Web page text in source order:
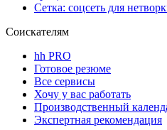
Сетка: соцсеть для
Соискателям
hh PRO
Готовое резюме
Все сервисы
Хочу у вас работать
Производственный
Экспертная рекомендация